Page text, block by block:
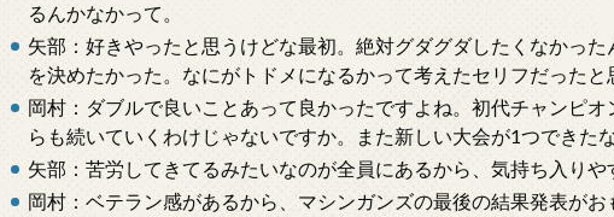
るんかなかって。
矢部：好きやったと思うけどな最初。絶対グダグダしたくなかっ
を決めたかった。なにがトドメになるかって考えたセリフだったと
岡村：ダブルで良いことあって良かったですよね。初代チャンピ
らも続いていくわけじゃないですか。また新しい大会が1つできたな
矢部：苦労してきてるみたいなのが全員にあるから、気持ち入りや
岡村：ベテラン感があるから、マシンガンズの最後の結果発表が